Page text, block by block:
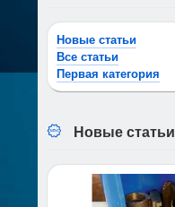
Новые статьи
Все статьи
Первая категория
Новые статьи